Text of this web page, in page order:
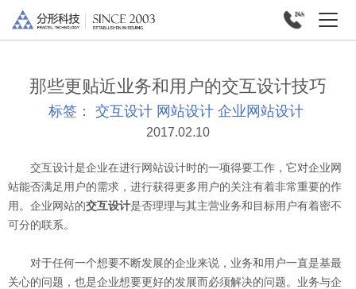
那些更贴近业务和用户的交互设计技巧
标签： 交互设计 网站设计 企业网站设计
2017.02.10
交互设计是企业在进行网站设计时的一项得要工作，它对企业网
站能否满足用户的需求，进行获得更多用户的关注有着非常重要的作
用。企业网站的交互设计是否理理与其主营业务和目标用户有着密不
可分的联系。
对于任何一个想要不断发展的企业来说，业务和用户一直是基最
关心的问题，也是企业想要更好的发展而必须解决的问题。业务与企